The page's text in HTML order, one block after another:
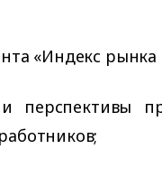
«Индекс рынка
перспективы